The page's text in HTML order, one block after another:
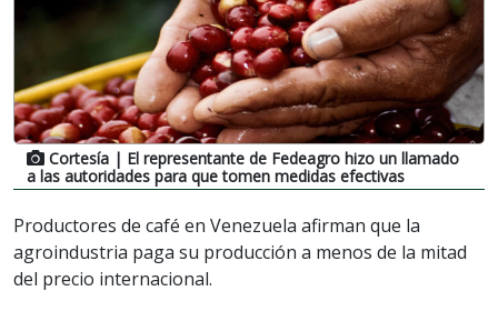
Cortesía | El representante de Fedeagro hizo un llamado
a las autoridades para que tomen medidas efectivas
Productores de café en Venezuela afirman que la
agroindustria paga su producción a menos de la mitad
del precio internacional.